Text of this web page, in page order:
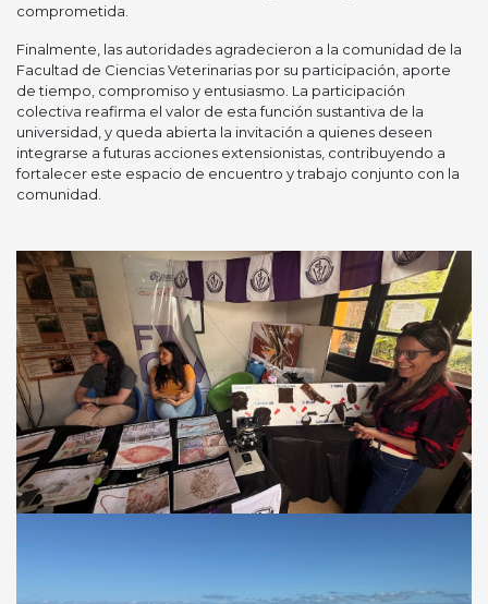
comprometida.
Finalmente, las autoridades agradecieron a la comunidad de la
Facultad de Ciencias Veterinarias por su participación, aporte
de tiempo, compromiso y entusiasmo. La participación
colectiva reafirma el valor de esta función sustantiva de la
universidad, y queda abierta la invitación a quienes deseen
integrarse a futuras acciones extensionistas, contribuyendo a
fortalecer este espacio de encuentro y trabajo conjunto con la
comunidad.